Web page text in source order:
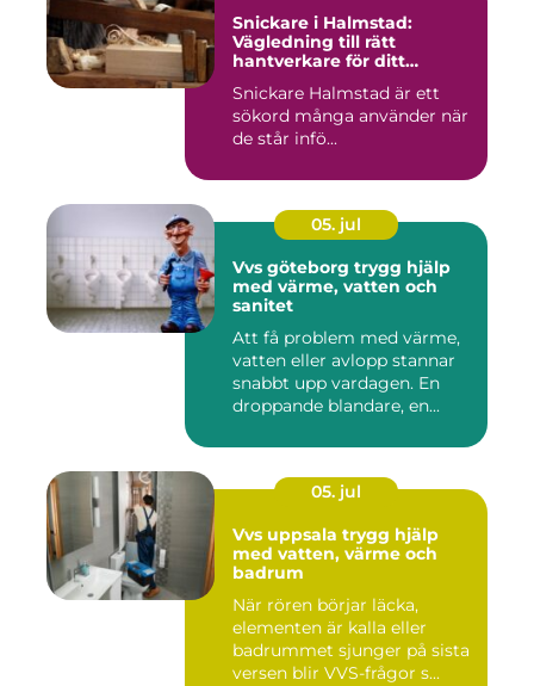
Snickare i Halmstad:
Vägledning till rätt
hantverkare för ditt
Snickare Halmstad är ett
sökord många använder när
de står infö...
05. jul
Vvs göteborg trygg hjälp
med värme, vatten och
sanitet
Att få problem med värme,
vatten eller avlopp stannar
snabbt upp vardagen. En
droppande blandare, en...
05. jul
Vvs uppsala trygg hjälp
med vatten, värme och
badrum
När rören börjar läcka,
elementen är kalla eller
badrummet sjunger på sista
versen blir VVS-frågor s...